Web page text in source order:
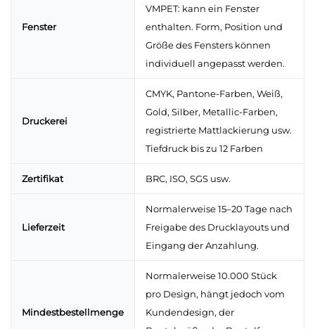
Fenster
VMPET: kann ein Fenster
enthalten. Form, Position und
Größe des Fensters können
individuell angepasst werden.
Druckerei
CMYK, Pantone-Farben, Weiß,
Gold, Silber, Metallic-Farben,
registrierte Mattlackierung usw.
Tiefdruck bis zu 12 Farben
Zertifikat BRC, ISO, SGS usw.
Lieferzeit
Normalerweise 15–20 Tage nach
Freigabe des Drucklayouts und
Eingang der Anzahlung.
Mindestbestellmenge
Normalerweise 10.000 Stück
pro Design, hängt jedoch vom
Kundendesign, der